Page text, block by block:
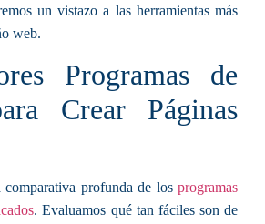
un vistazo a las herramientas más
web.
Programas de
Crear Páginas
comparativa profunda de los programas
. Evaluamos qué tan fáciles son de